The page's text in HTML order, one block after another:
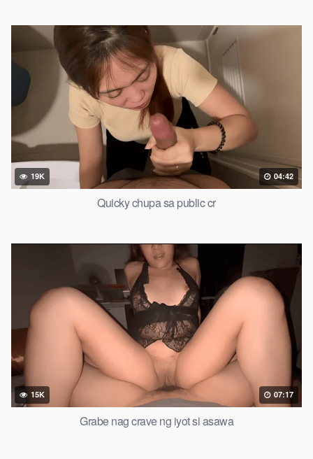
19K 04:42
Quicky chupa sa public cr
15K 07:17
Grabe nag crave ng iyot si asawa